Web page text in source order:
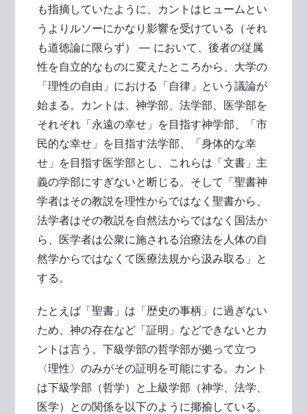
も指摘していたように、カントはヒュームとい
うよりルソーにかなり影響を受けている（それ
も道徳論に限らず） ― において、後者の従属
性を自立的なものに変えたところから、大学の
「理性の自由」における「自律」という議論が
始まる。カントは、神学部、法学部、医学部を
それぞれ「永遠の幸せ」を目指す神学部、「市
民的な幸せ」を目指す法学部、「身体的な幸
せ」を目指す医学部とし、これらは「文書」主
義の学部にすぎないと断じる。そして「聖書神
学者はその教説を理性からではなく聖書から、
法学者はその教説を自然法からではなく国法か
ら、医学者は公衆に施される治療法を人体の自
然学からではなくて医療法規から汲み取る」と
する。
たとえば「聖書」は「歴史の事柄」に過ぎない
ため、神の存在など「証明」などできないとカ
ントは言う。下級学部の哲学部が拠って立つ
〈理性〉のみがその証明を可能にする。カント
は下級学部（哲学）と上級学部（神学、法学、
医学）との関係を以下のように揶揄している。